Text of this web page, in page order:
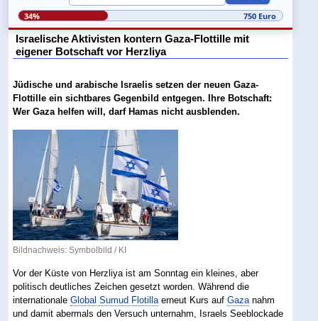
34% 750 Euro
Israelische Aktivisten kontern Gaza-Flottille mit
eigener Botschaft vor Herzliya
Jüdische und arabische Israelis setzen der neuen Gaza-
Flottille ein sichtbares Gegenbild entgegen. Ihre Botschaft:
Wer Gaza helfen will, darf Hamas nicht ausblenden.
Bildnachweis: Symbolbild / KI
Vor der Küste von Herzliya ist am Sonntag ein kleines, aber
politisch deutliches Zeichen gesetzt worden. Während die
internationaleGlobal Sumud Flotillaerneut Kurs aufGazanahm
und damit abermals den Versuch unternahm, Israels Seeblockade